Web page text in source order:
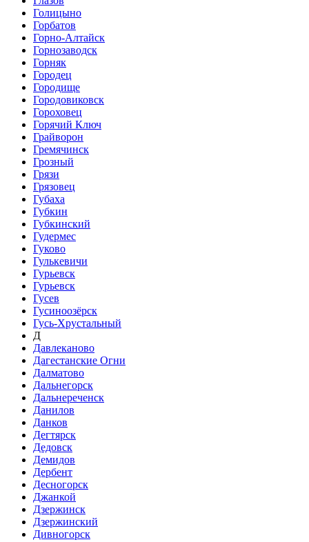
Голицыно
Горбатов
Горно-Алтайск
Горнозаводск
Горняк
Городец
Городище
Городовиковск
Гороховец
Горячий Ключ
Грайворон
Гремячинск
Грозный
Грязи
Грязовец
Губаха
Губкин
Губкинский
Гудермес
Гуково
Гулькевичи
Гурьевск
Гурьевск
Гусев
Гусиноозёрск
Гусь-Хрустальный
Д
Давлеканово
Дагестанские Огни
Далматово
Дальнегорск
Дальнереченск
Данилов
Данков
Дегтярск
Дедовск
Демидов
Дербент
Десногорск
Джанкой
Дзержинск
Дзержинский
Дивногорск